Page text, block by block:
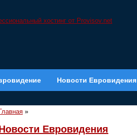
Новости Евровидения
Главная »
Евровидения